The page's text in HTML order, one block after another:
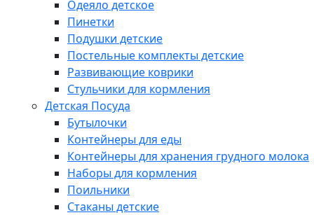
Одеяло детское
Пинетки
Подушки детские
Постельные комплекты детские
Развивающие коврики
Стульчики для кормления
Детская Посуда
Бутылочки
Контейнеры для еды
Контейнеры для хранения грудного молока
Наборы для кормления
Поильники
Стаканы детские